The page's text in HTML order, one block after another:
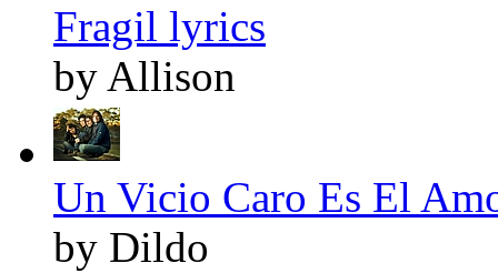
Fragil lyrics
by Allison
Un Vicio Caro Es El
by Dildo